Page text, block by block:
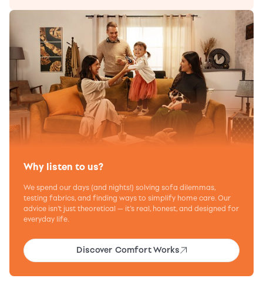
Why listen to us?
We spend our days (and nights!) solving sofa dilemmas,
testing fabrics, and finding ways to simplify home care. Our
advice isn’t just theoretical — it’s real, honest, and designed for
everyday life.
Discover Comfort Works